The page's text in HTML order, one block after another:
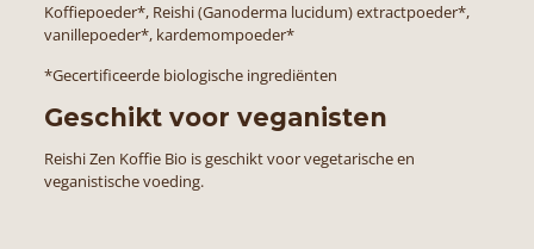
Koffiepoeder*, Reishi (Ganoderma lucidum) extractpoeder*,
vanillepoeder*, kardemompoeder*
*Gecertificeerde biologische ingrediënten
Geschikt voor veganisten
Reishi Zen Koffie Bio is geschikt voor vegetarische en
veganistische voeding.